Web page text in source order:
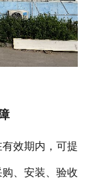
效期内，可提
、安装、验收